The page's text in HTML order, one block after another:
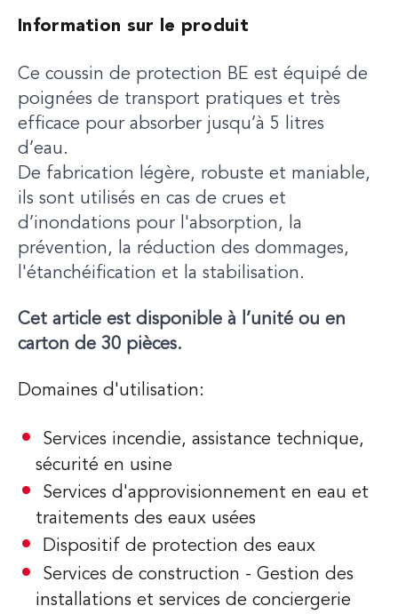
Information sur le produit
Ce coussin de protection BE est équipé de
poignées de transport pratiques et très
efficace pour absorber jusqu’à 5 litres
d’eau.
De fabrication légère, robuste et maniable,
ils sont utilisés en cas de crues et
d’inondations pour l'absorption, la
prévention, la réduction des dommages,
l'étanchéification et la stabilisation.
Cet article est disponible à l’unité ou en
carton de 30 pièces.
Domaines d'utilisation:
Services incendie, assistance technique,
sécurité en usine
Services d'approvisionnement en eau et
traitements des eaux usées
Dispositif de protection des eaux
Services de construction - Gestion des
installations et services de conciergerie